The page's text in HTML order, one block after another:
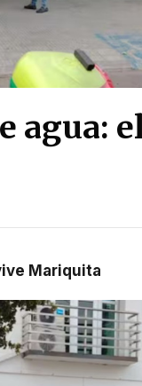
agua:
Mariquita